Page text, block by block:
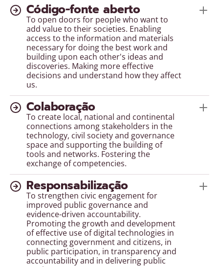
Código-fonte aberto
To open doors for people who want to
add value to their societies. Enabling
access to the information and materials
necessary for doing the best work and
building upon each other's ideas and
discoveries. Making more effective
decisions and understand how they affect
us.
Colaboração
To create local, national and continental
connections among stakeholders in the
technology, civil society and governance
space and supporting the building of
tools and networks. Fostering the
exchange of competencies.
Responsabilização
To strengthen civic engagement for
improved public governance and
evidence-driven accountability.
Promoting the growth and development
of effective use of digital technologies in
connecting government and citizens, in
public participation, in transparency and
accountability and in delivering public